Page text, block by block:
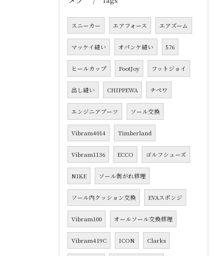
スニーカー エアフォース エアズーム
マッケイ縫い オパンケ縫い 576
ヒールカップ FootJoy フットジョイ
出し縫い CHIPPEWA チペワ
エンジニアブーツ ソール交換
Vibram4014 Timberland
Vibram1136 ECCO ゴルフシューズ
NIKE ソール剥がれ修理
ソール内クッション交換 EVAスポンジ
Vibram100 オールソール交換修理
Vibram419C ICON Clarks